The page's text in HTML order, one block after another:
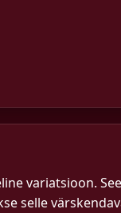
variatsioon.
selle